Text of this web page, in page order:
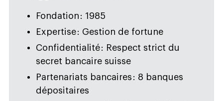
Fondation : 1985
Expertise : Gestion de fortune
Confidentialité : Respect strict du
secret bancaire suisse
Partenariats bancaires : 8 banques
dépositaires